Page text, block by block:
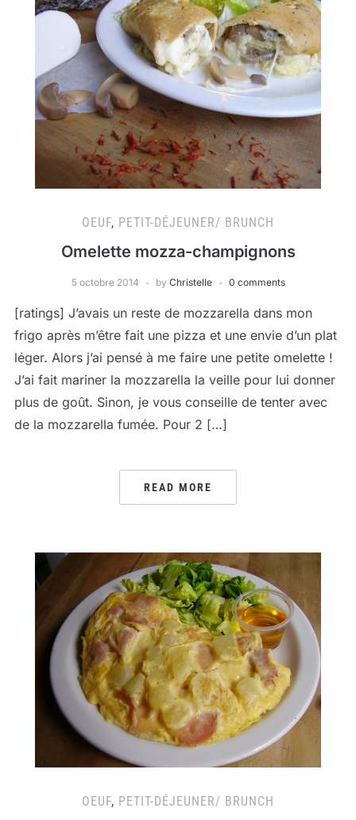
OEUF, PETIT-DÉJEUNER/ BRUNCH
Omelette mozza-champignons
5 octobre 2014 by Christelle 0 comments
[ratings] J’avais un reste de mozzarella dans mon
frigo après m’être fait une pizza et une envie d’un plat
léger. Alors j’ai pensé à me faire une petite omelette !
J’ai fait mariner la mozzarella la veille pour lui donner
plus de goût. Sinon, je vous conseille de tenter avec
de la mozzarella fumée. Pour 2 […]
READ MORE
OEUF, PETIT-DÉJEUNER/ BRUNCH